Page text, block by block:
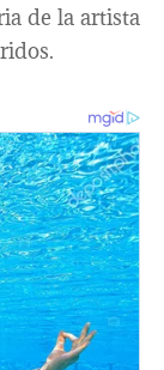
de la artista